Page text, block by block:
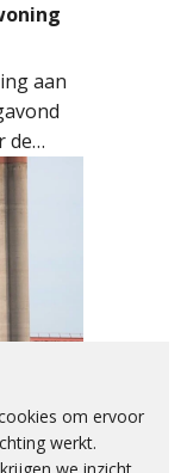
aan
de
om ervoor
werkt.